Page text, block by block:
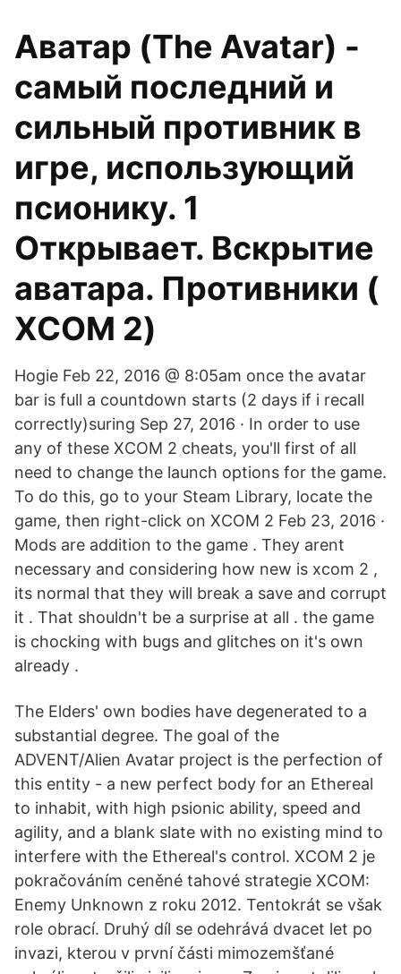
Аватар (The Avatar) -
самый последний и
сильный противник в
игре, использующий
псионику. 1
Открывает. Вскрытие
аватара. Противники (
XCOM 2)
Hogie Feb 22, 2016 @ 8:05am once the avatar
bar is full a countdown starts (2 days if i recall
correctly)suring Sep 27, 2016 · In order to use
any of these XCOM 2 cheats, you'll first of all
need to change the launch options for the game.
To do this, go to your Steam Library, locate the
game, then right-click on XCOM 2 Feb 23, 2016 ·
Mods are addition to the game . They arent
necessary and considering how new is xcom 2 ,
its normal that they will break a save and corrupt
it . That shouldn't be a surprise at all . the game
is chocking with bugs and glitches on it's own
already .
The Elders' own bodies have degenerated to a
substantial degree. The goal of the
ADVENT/Alien Avatar project is the perfection of
this entity - a new perfect body for an Ethereal
to inhabit, with high psionic ability, speed and
agility, and a blank slate with no existing mind to
interfere with the Ethereal's control. XCOM 2 je
pokračováním ceněné tahové strategie XCOM:
Enemy Unknown z roku 2012. Tentokrát se však
role obrací. Druhý díl se odehrává dvacet let po
invazi, kterou v první části mimozemšťané